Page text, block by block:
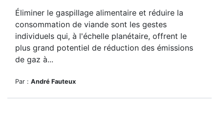
Éliminer le gaspillage alimentaire et réduire la
consommation de viande sont les gestes
individuels qui, à l'échelle planétaire, offrent le
plus grand potentiel de réduction des émissions
de gaz à...
Par : André Fauteux